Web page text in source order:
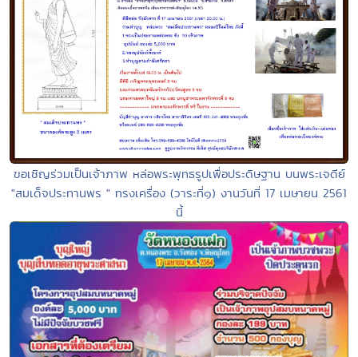
ขอเชิญร่วมเป็นเจ้าภาพ หล่อพระพุทธรูปเพื่อประดิษฐาน บนพระเจดีย์
"สมเด็จประทานพร " ทรงเครื่อง (วาระที่๑) งานวันที่ 17 เมษายน 2561
นี้